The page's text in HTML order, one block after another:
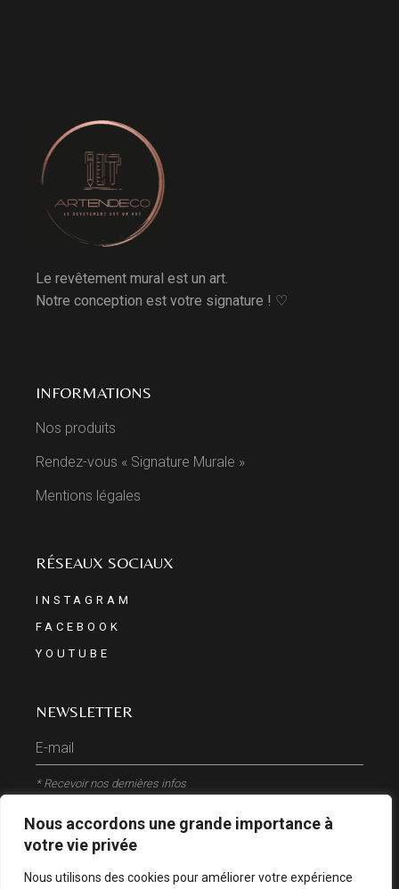
Nous accordons une grande importance à
votre vie privée
Nous utilisons des cookies pour améliorer votre expérience
Le revêtement mural est un art.
Notre conception est votre signature ! ♡
INFORMATIONS
Nos produits
Rendez-vous « Signature Murale »
Mentions légales
RÉSEAUX SOCIAUX
INSTAGRAM
FACEBOOK
YOUTUBE
NEWSLETTER
* Recevoir nos dernières infos
ENVOYER